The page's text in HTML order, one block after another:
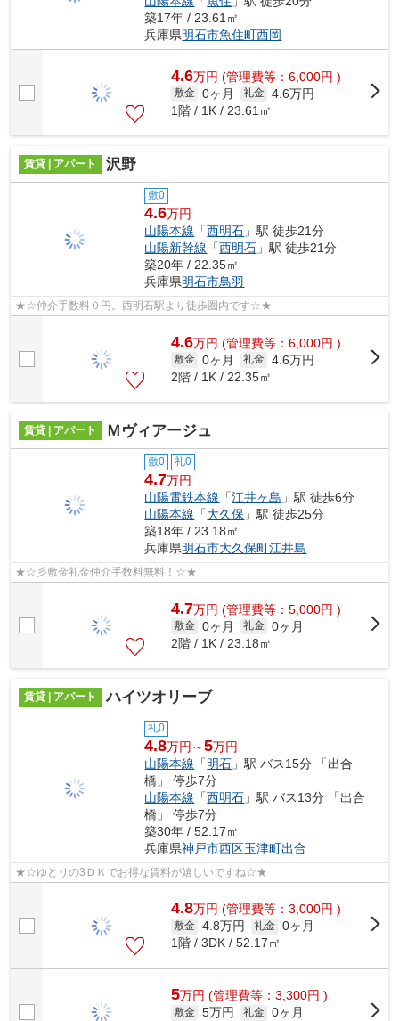
築17年 / 23.61㎡
兵庫県明石市魚住町西岡
4.6万円 (管理費等：6,000円 )
敷金 0ヶ月 礼金 4.6万円
1階 / 1K / 23.61㎡
賃貸 | アパート 沢野
敷0
4.6万円
山陽本線 「西明石 」駅 徒歩21分
山陽新幹線 「西明石 」駅 徒歩21分
築20年 / 22.35㎡
兵庫県明石市鳥羽
★☆仲介手数料０円。西明石駅より徒歩圏内です☆★
4.6万円 (管理費等：6,000円 )
敷金 0ヶ月 礼金 4.6万円
2階 / 1K / 22.35㎡
賃貸 | アパート Ｍヴィアージュ
敷0 礼0
4.7万円
山陽電鉄本線 「江井ヶ島 」駅 徒歩6分
山陽本線 「大久保 」駅 徒歩25分
築18年 / 23.18㎡
兵庫県明石市大久保町江井島
★☆彡敷金礼金仲介手数料無料！☆★
4.7万円 (管理費等：5,000円 )
敷金 0ヶ月 礼金 0ヶ月
2階 / 1K / 23.18㎡
賃貸 | アパート ハイツオリーブ
礼0
4.8万円～5万円
山陽本線 「明石 」駅 バス15分 「出合
橋」 停歩7分
山陽本線 「西明石 」駅 バス13分 「出合
橋」 停歩7分
築30年 / 52.17㎡
兵庫県神戸市西区玉津町出合
★☆ゆとりの3ＤＫでお得な賃料が嬉しいですね☆★
4.8万円 (管理費等：3,000円 )
敷金 4.8万円 礼金 0ヶ月
1階 / 3DK / 52.17㎡
5万円 (管理費等：3,300円 )
敷金 5万円 礼金 0ヶ月